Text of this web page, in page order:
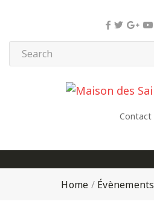
Contact
Home / Évènements